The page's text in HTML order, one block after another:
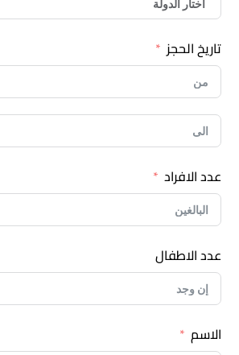
تاريخ الحجز
عدد الافراد
عدد الاطفال
الاسم